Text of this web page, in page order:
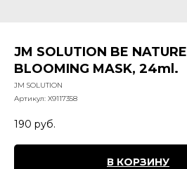
JM SOLUTION BE
BLOOMING MASK, 24ml.
JM SOLUTION
Артикул: X9117358
190 руб.
В КОРЗИНУ